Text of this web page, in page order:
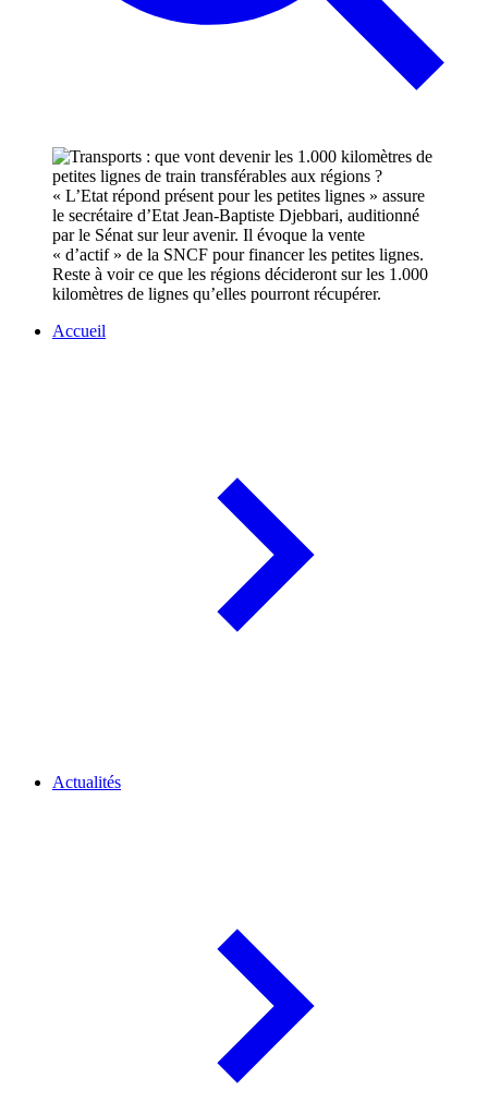
« L’Etat répond présent pour les petites lignes » assure
le secrétaire d’Etat Jean-Baptiste Djebbari, auditionné
par le Sénat sur leur avenir. Il évoque la vente
« d’actif » de la SNCF pour financer les petites lignes.
Reste à voir ce que les régions décideront sur les 1.000
kilomètres de lignes qu’elles pourront récupérer.
Accueil
Actualités